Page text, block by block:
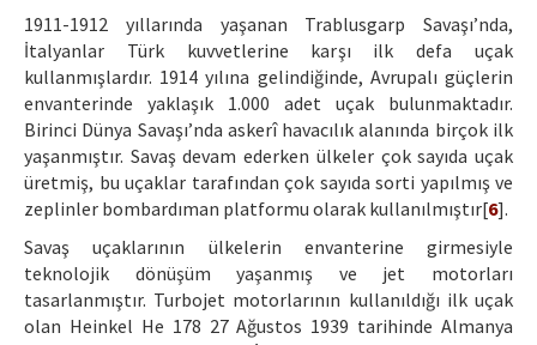
1911-1912 yıllarında yaşanan Trablusgarp Savaşı’nda,
İtalyanlar Türk kuvvetlerine karşı ilk defa uçak
kullanmışlardır. 1914 yılına gelindiğinde, Avrupalı güçlerin
envanterinde yaklaşık 1.000 adet uçak bulunmaktadır.
Birinci Dünya Savaşı’nda askerî havacılık alanında birçok ilk
yaşanmıştır. Savaş devam ederken ülkeler çok sayıda uçak
üretmiş, bu uçaklar tarafından çok sayıda sorti yapılmış ve
zeplinler bombardıman platformu olarak kullanılmıştır[6].
Savaş uçaklarının ülkelerin envanterine girmesiyle
teknolojik dönüşüm yaşanmış ve jet motorları
tasarlanmıştır. Turbojet motorlarının kullanıldığı ilk uçak
olan Heinkel He 178 27 Ağustos 1939 tarihinde Almanya